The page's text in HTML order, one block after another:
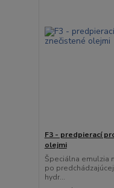
F3 - predpierací
olejmi
Špeciálna emulzia
po
hydr...